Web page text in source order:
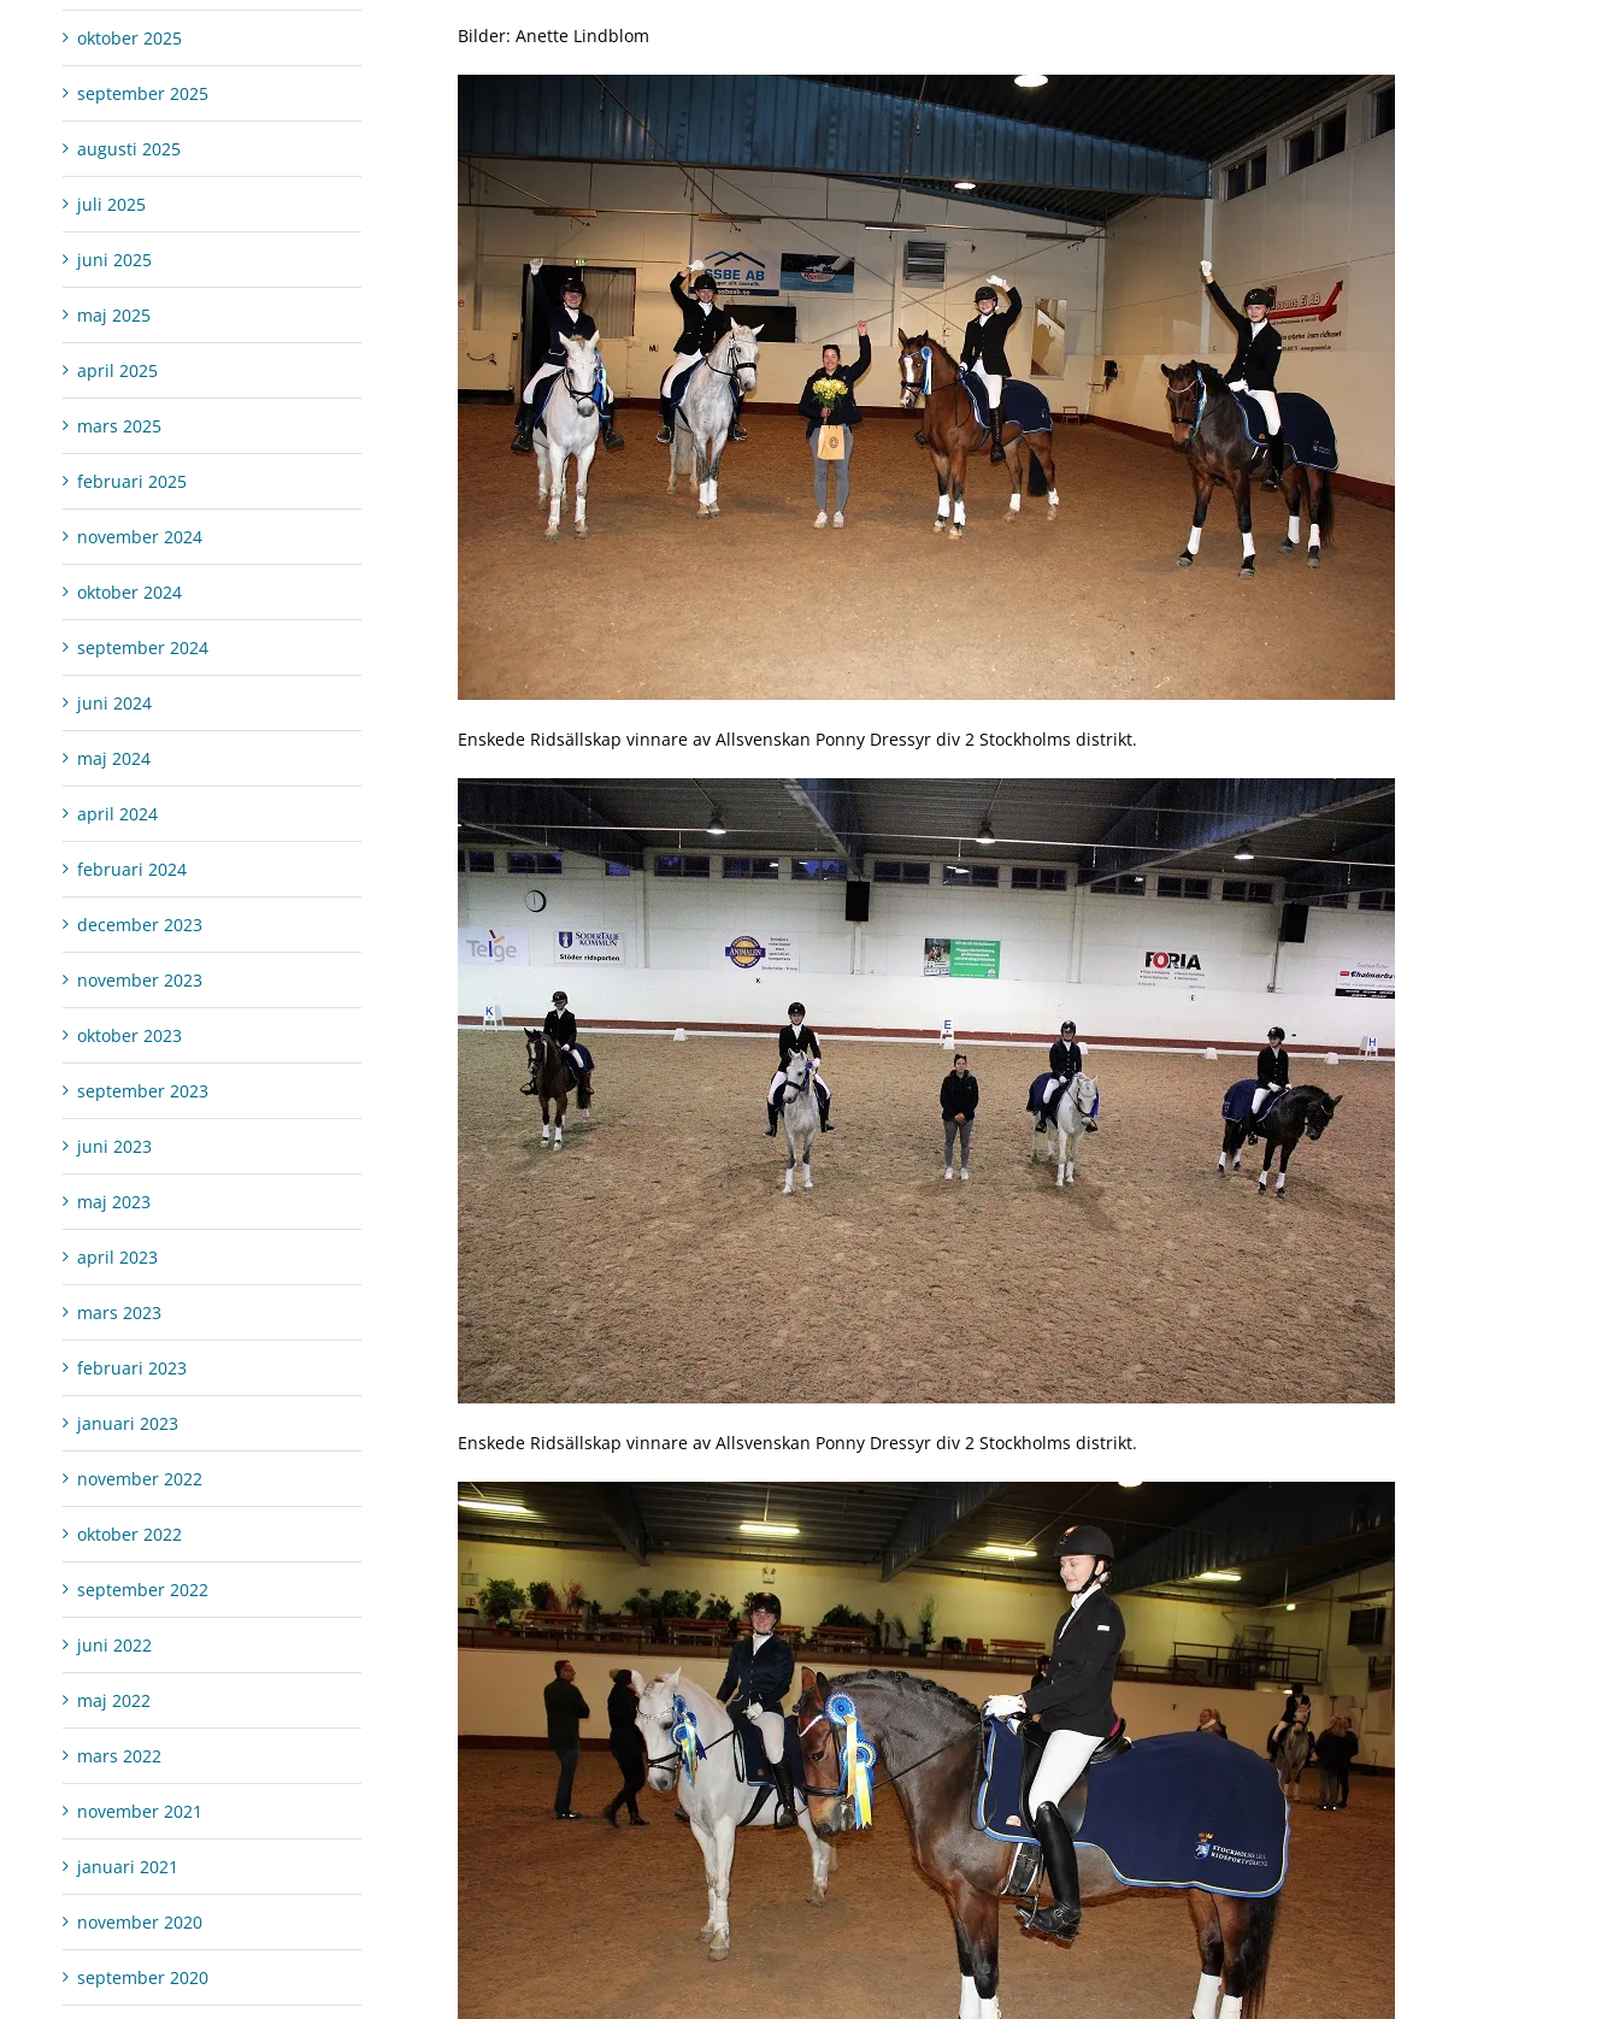
Bilder: Anette Lindblom
Enskede Ridsällskap vinnare av Allsvenskan Ponny Dressyr div 2 Stockholms distrikt.
Enskede Ridsällskap vinnare av Allsvenskan Ponny Dressyr div 2 Stockholms distrikt.
oktober 2025
september 2025
augusti 2025
juli 2025
juni 2025
maj 2025
april 2025
mars 2025
februari 2025
november 2024
oktober 2024
september 2024
juni 2024
maj 2024
april 2024
februari 2024
december 2023
november 2023
oktober 2023
september 2023
juni 2023
maj 2023
april 2023
mars 2023
februari 2023
januari 2023
november 2022
oktober 2022
september 2022
juni 2022
maj 2022
mars 2022
november 2021
januari 2021
november 2020
september 2020